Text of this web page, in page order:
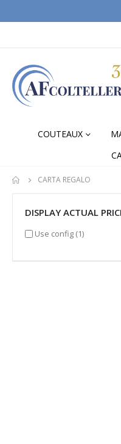
COUTEAUX
CARTA REGALO
DISPLAY ACTUAL
Use config (1)item